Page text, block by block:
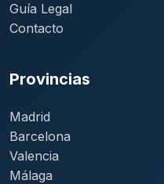
Guía Legal
Contacto
Provincias
Madrid
Barcelona
Valencia
Málaga